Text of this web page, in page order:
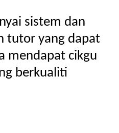
sistem dan
tutor yang dapat
mendapat cikgu
berkualiti